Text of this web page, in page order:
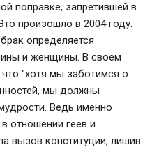
поправке, запретившей в
произошло в 2004 году.
определяется
и женщины. В своем
"хотя мы заботимся о
мы должны
Ведь именно
отношении геев и
вызов конституции, лишив